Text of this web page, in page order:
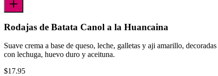
Rodajas de Batata Canol a la Huancaina
Suave crema a base de queso, leche, galletas y aji amarillo, decoradas
con lechuga, huevo duro y aceituna.
$17.95